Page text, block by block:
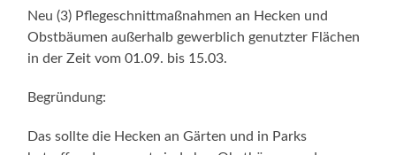
Neu (3) Pflegeschnittmaßnahmen an Hecken und
Obstbäumen außerhalb gewerblich genutzter Flächen
in der Zeit vom 01.09. bis 15.03.
Begründung:
Das sollte die Hecken an Gärten und in Parks